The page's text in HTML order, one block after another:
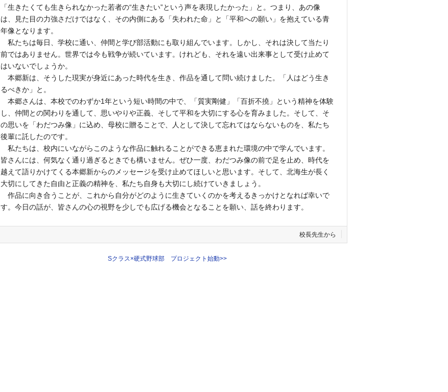
「生きたくても生きられなかった若者の“生きたい”という声を表現したかった」と。つまり、あの像
は、見た目の力強さだけではなく、その内側にある「失われた命」と「平和への願い」を抱えている青
年像となります。
私たちは毎日、学校に通い、仲間と学び部活動にも取り組んでいます。しかし、それは決して当たり
前ではありません。世界では今も戦争が続いています。けれども、それを遠い出来事として受け止めて
はいないでしょうか。
本郷新は、そうした現実が身近にあった時代を生き、作品を通して問い続けました。「人はどう生き
るべきか」と。
本郷さんは、本校でのわずか1年という短い時間の中で、「質実剛健」「百折不撓」という精神を体験
し、仲間との関わりを通して、思いやりや正義、そして平和を大切にする心を育みました。そして、そ
の思いを「わだつみ像」に込め、母校に贈ることで、人として決して忘れてはならないものを、私たち
後輩に託したのです。
私たちは、校内にいながらこのような作品に触れることができる恵まれた環境の中で学んでいます。
皆さんには、何気なく通り過ぎるときでも構いません。ぜひ一度、わだつみ像の前で足を止め、時代を
越えて語りかけてくる本郷新からのメッセージを受け止めてほしいと思います。そして、北海生が長く
大切にしてきた自由と正義の精神を、私たち自身も大切にし続けていきましょう。
作品に向き合うことが、これから自分がどのように生きていくのかを考えるきっかけとなれば幸いで
す。今日の話が、皆さんの心の視野を少しでも広げる機会となることを願い、話を終わります。
校長先生から
Sクラス×硬式野球部 プロジェクト始動>>